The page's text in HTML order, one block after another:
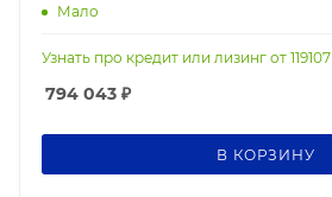
Мало
Узнать про кредит или лизинг от 119107
794 043 ₽
В КОРЗИНУ